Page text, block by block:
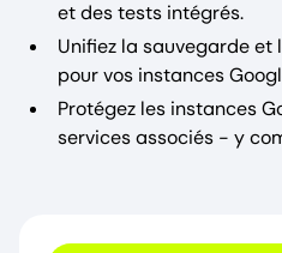
et des tests intégrés.
Unifiez la sauvegarde
pour vos instances
Protégez les instances
services associés - y